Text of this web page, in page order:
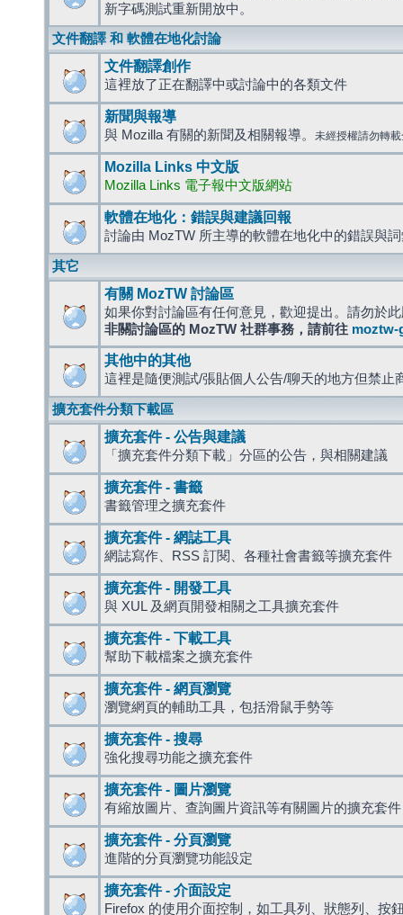
新字碼測試重新開放中。
文件翻譯 和 軟體在地化討論
文件翻譯創作
這裡放了正在翻譯中或討論中的各類文件
新聞與報導
與 Mozilla 有關的新聞及相關報導。 未經授權請勿轉
Mozilla Links 中文版
Mozilla Links 電子報中文版網站
軟體在地化：錯誤與建議回報
討論由 MozTW 所主導的軟體在地化中的錯誤與
其它
有關 MozTW 討論區
如果你對討論區有任何意見，歡迎提出。請勿於
非關討論區的 MozTW 社群事務，請前往 moztw-
其他中的其他
這裡是隨便測試/張貼個人公告/聊天的地方但禁止
擴充套件分類下載區
擴充套件 - 公告與建議
「擴充套件分類下載」分區的公告，與相關建議
擴充套件 - 書籤
書籤管理之擴充套件
擴充套件 - 網誌工具
網誌寫作、RSS 訂閱、各種社會書籤等擴充套件
擴充套件 - 開發工具
與 XUL 及網頁開發相關之工具擴充套件
擴充套件 - 下載工具
幫助下載檔案之擴充套件
擴充套件 - 網頁瀏覽
瀏覽網頁的輔助工具，包括滑鼠手勢等
擴充套件 - 搜尋
強化搜尋功能之擴充套件
擴充套件 - 圖片瀏覽
有縮放圖片、查詢圖片資訊等有關圖片的擴充套件
擴充套件 - 分頁瀏覽
進階的分頁瀏覽功能設定
擴充套件 - 介面設定
Firefox 的使用介面控制，如工具列、狀態列、按